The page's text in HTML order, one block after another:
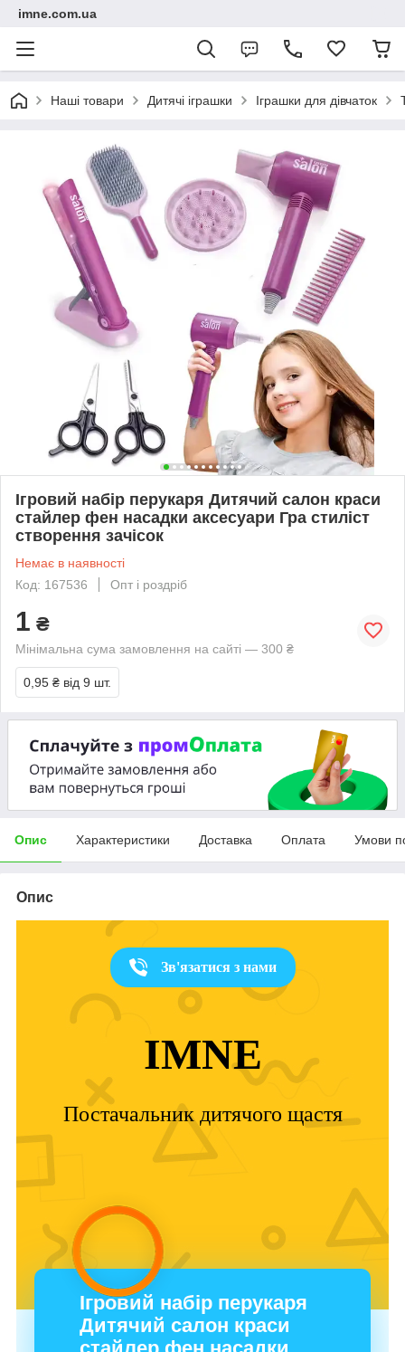
imne.com.ua
Наші товари Дитячі іграшки Іграшки для дівчаток
Ігровий набір перукаря Дитячий салон краси
стайлер фен насадки аксесуари Гра стиліст
створення зачісок
Немає в наявності
Код: 167536
Опт і роздріб
1 ₴
Мінімальна сума замовлення на сайті — 300 ₴
0,95 ₴ від 9 шт.
Опис Характеристики Доставка Оплата Умови
Опис
Зв'язатися з нами
IMNE
Постачальник дитячого щастя
Ігровий набір перукаря
Дитячий салон краси